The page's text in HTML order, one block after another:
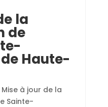
la
de
Haute-
à jour de la
Sainte-